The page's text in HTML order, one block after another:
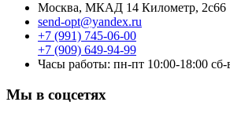
Москва, МКАД 14 Километр, 2с66
send-opt@yandex.ru
+7 (991) 745-06-00
+7 (909) 649-94-99
Часы работы: пн-пт 10:00-18:00 сб-
Мы в соцсетях